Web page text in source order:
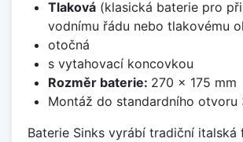
Tlaková(klasická baterie pro
vodnímu řádu nebo tlakovému
otočná
s vytahovací koncovkou
Rozměr baterie: 270 x 175 mm
Montáž do standardního otvoru
Baterie Sinks vyrábí tradiční italská